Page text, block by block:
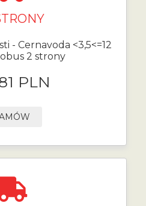
- Cernavoda <3,5<=12
2 strony
PLN